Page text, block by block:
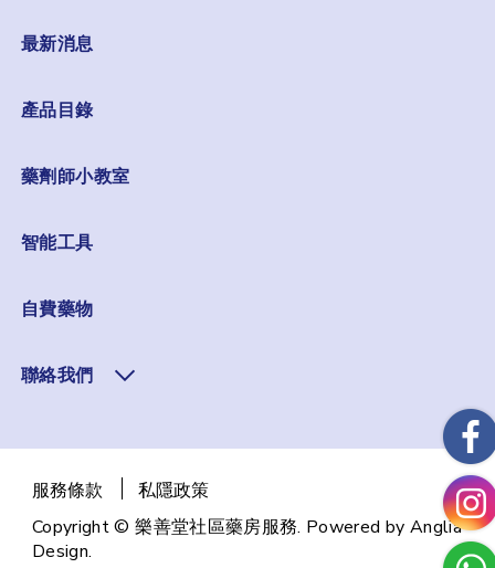
最新消息
產品目錄
藥劑師小教室
智能工具
自費藥物
聯絡我們
服務條款
私隱政策
Copyright © 樂善堂社區藥房服務. Powered by Anglia
Design.